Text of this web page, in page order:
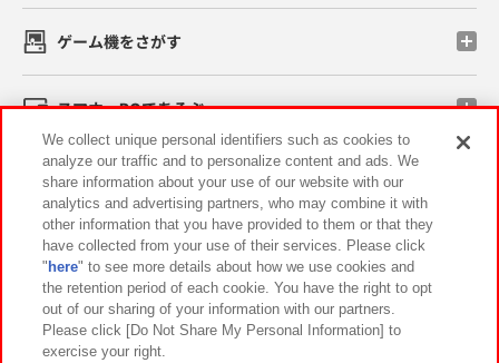
ゲーム機をさがす
スマホ・PCであそぶ
イベント・キャンペーン
関連会社 サステナビリティ サイトポリシー
プライバシーポリシー ウェブアクセシビリティ方針と検証結果
お取引先さまとともに
We collect unique personal identifiers such as cookies to
analyze our traffic and to personalize content and ads. We
share information about your use of our website with our
analytics and advertising partners, who may combine it with
other information that you have provided to them or that they
have collected from your use of their services. Please click
" here" to see more details about how we use cookies and
the retention period of each cookie. You have the right to opt
out of our sharing of your information with our partners.
Please click [Do Not Share My Personal Information] to
exercise your right.